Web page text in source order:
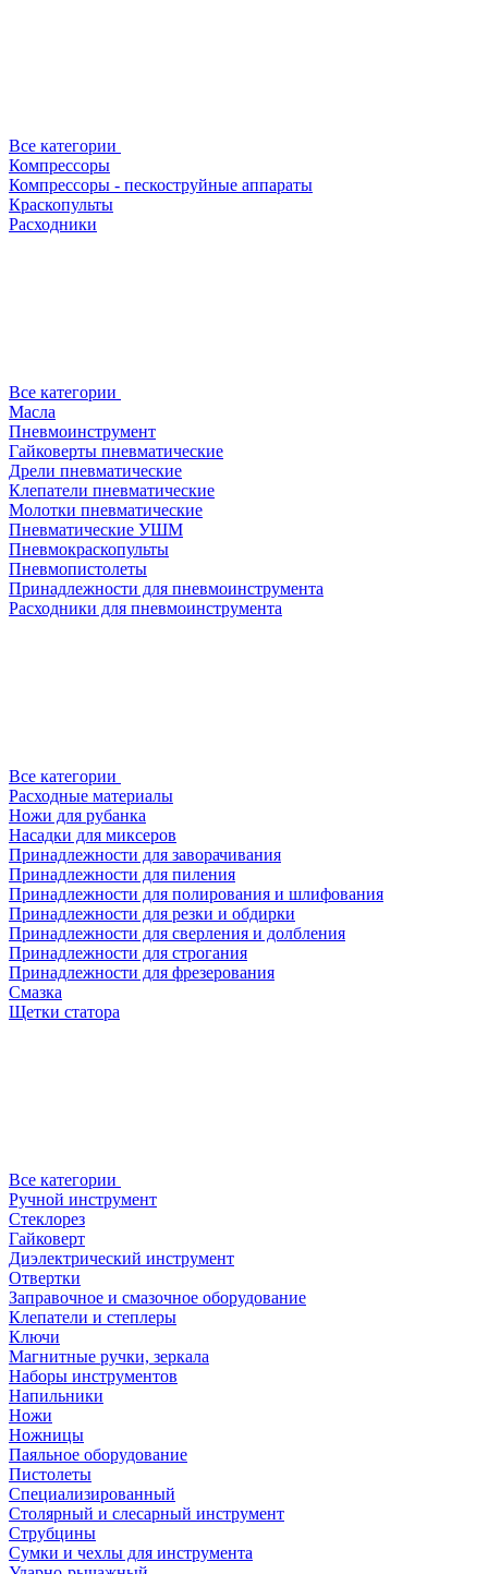
Все категории
Компрессоры
Компрессоры - пескоструйные аппараты
Краскопульты
Расходники
Все категории
Масла
Пневмоинструмент
Гайковерты пневматические
Дрели пневматические
Клепатели пневматические
Молотки пневматические
Пневматические УШМ
Пневмокраскопульты
Пневмопистолеты
Принадлежности для пневмоинструмента
Расходники для пневмоинструмента
Все категории
Расходные материалы
Ножи для рубанка
Насадки для миксеров
Принадлежности для заворачивания
Принадлежности для пиления
Принадлежности для полирования и шлифования
Принадлежности для резки и обдирки
Принадлежности для сверления и долбления
Принадлежности для строгания
Принадлежности для фрезерования
Смазка
Щетки статора
Все категории
Ручной инструмент
Стеклорез
Гайковерт
Диэлектрический инструмент
Отвертки
Заправочное и смазочное оборудование
Клепатели и степлеры
Ключи
Магнитные ручки, зеркала
Наборы инструментов
Напильники
Ножи
Ножницы
Паяльное оборудование
Пистолеты
Специализированный
Столярный и слесарный инструмент
Струбцины
Сумки и чехлы для инструмента